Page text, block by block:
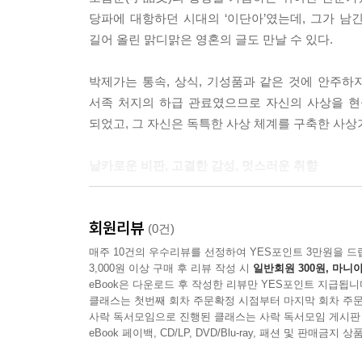
당파에 대항하던 시대의 ‘이단아’였는데, 그가
길어 올린 맑디맑은 영혼의 글도 만날 수 있다.
박제가는 통속, 상식, 기성품과 같은 것에 안주
서족 처지의 하급 관료였으므로 자신의 사상을
되었고, 그 자신은 독특한 사상 체계를 구축한 사상
예민한 시인이었다. 그는 서자라는 신분의 질곡
자연과 인간사를 노래했다. 청년 시절의 기행문
등에는 풍부한 서정성과 발랄한 재기가 넘쳐 난
모든 것을 놓고 “이게 아니야!”를 외치고, 더 나은
스물일곱 살 청년 사상가의 자화상 ― 「박제가 소
회원리뷰 (0건)
매주 10건의 우수리뷰를 선정하여 YES포인트 3만원을 드
3,000원 이상 구매 후 리뷰 작성 시 일반회원 300원, 마니
eBook은 다운로드 후 작성한 리뷰만 YES포인트 지급됩니
클래스는 첫번째 회차 주문확정 시점부터 마지막 회차 주
사락 독서모임으로 진행된 클래스는 사락 독서모임 게시
eBook 페이백, CD/LP, DVD/Blu-ray, 패션 및 판매금지 상